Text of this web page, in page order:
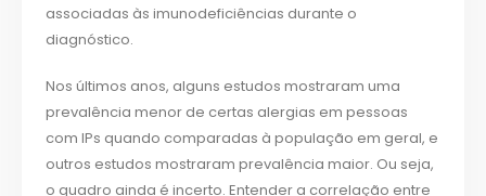
associadas às imunodeficiências durante o
diagnóstico.
Nos últimos anos, alguns estudos mostraram uma
prevalência menor de certas alergias em pessoas
com IPs quando comparadas à população em geral, e
outros estudos mostraram prevalência maior. Ou seja,
o quadro ainda é incerto. Entender a correlação entre